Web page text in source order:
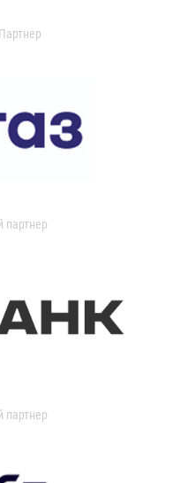
партнер
партнер